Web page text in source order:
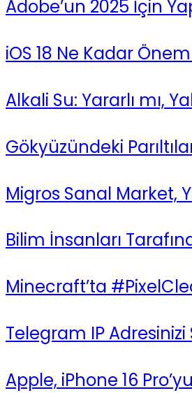
Adobe’un 2025 İçin
iOS 18 Ne Kadar
Alkali Su: Yararlı mı,
Gökyüzündeki
Migros Sanal Market,
Bilim İnsanları
Minecraft’ta
Telegram IP Adresinizi
Apple, iPhone 16